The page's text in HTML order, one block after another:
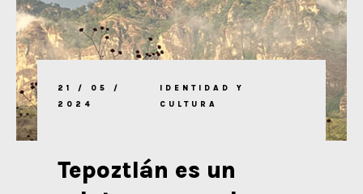
21 / 05 /
2024
IDENTIDAD Y
CULTURA
Tepoztlán es un